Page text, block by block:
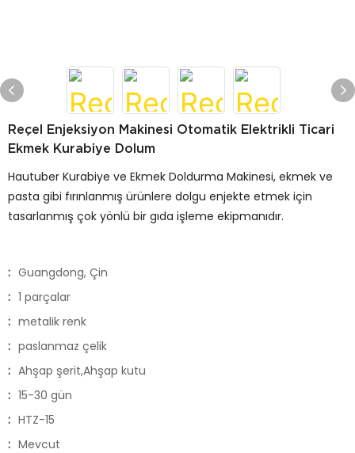
Reçel Enjeksiyon Makinesi Otomatik Elektrikli Ticari
Ekmek Kurabiye Dolum
Hautuber Kurabiye ve Ekmek Doldurma Makinesi, ekmek ve
pasta gibi fırınlanmış ürünlere dolgu enjekte etmek için
tasarlanmış çok yönlü bir gıda işleme ekipmanıdır.
: Guangdong, Çin
: 1 parçalar
: metalik renk
: paslanmaz çelik
: Ahşap şerit,Ahşap kutu
: 15-30 gün
: HTZ-15
: Mevcut